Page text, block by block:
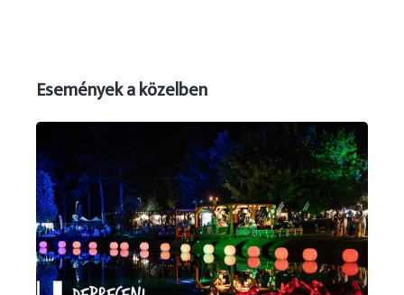
Események a közelben